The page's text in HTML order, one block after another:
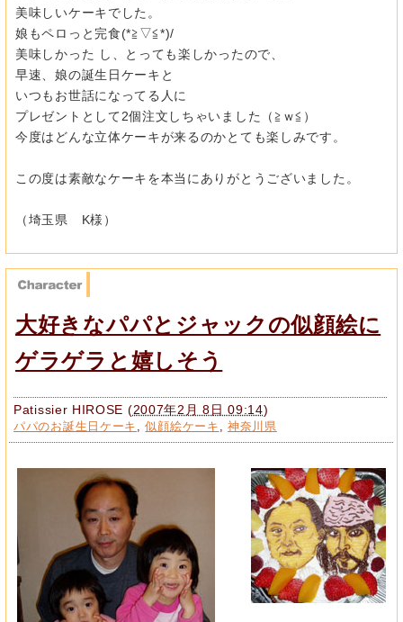
美味しいケーキでした。
娘もペロっと完食(*≧▽≦*)/
美味しかった し、とっても楽しかったので、
早速、娘の誕生日ケーキと
いつもお世話になってる人に
プレゼントとして2個注文しちゃいました（≧ｗ≦）
今度はどんな立体ケーキが来るのかとても楽しみです。
この度は素敵なケーキを本当にありがとうございました。
（埼玉県 K様）
大好きなパパとジャックの似顔絵に
ゲラゲラと嬉しそう
Patissier HIROSE (2007年2月 8日 09:14)
パパのお誕生日ケーキ ,似顔絵ケーキ ,神奈川県